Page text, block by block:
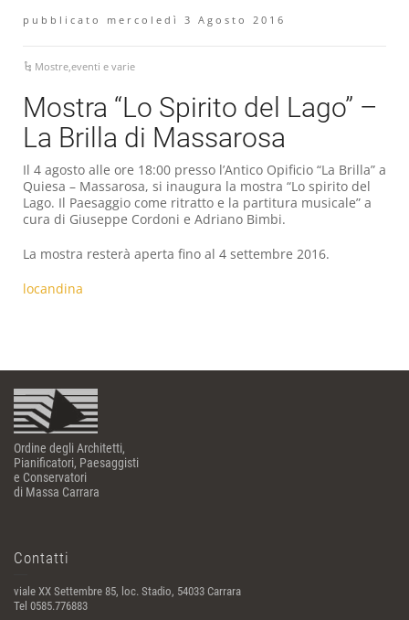
pubblicato mercoledì 3 Agosto 2016
Mostre,eventi e varie
Mostra “Lo Spirito del Lago” –
La Brilla di Massarosa
Il 4 agosto alle ore 18:00 presso l’Antico Opificio “La Brilla” a
Quiesa – Massarosa, si inaugura la mostra “Lo spirito del
Lago. Il Paesaggio come ritratto e la partitura musicale” a
cura di Giuseppe Cordoni e Adriano Bimbi.
La mostra resterà aperta fino al 4 settembre 2016.
locandina
Ordine degli Architetti,
Pianificatori, Paesaggisti
e Conservatori
di Massa Carrara
Contatti
viale XX Settembre 85, loc. Stadio, 54033 Carrara
Tel 0585.776883